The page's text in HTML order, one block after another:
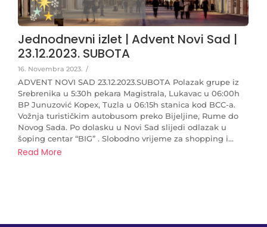
Jednodnevni izlet | Advent Novi Sad |
23.12.2023. SUBOTA
16. Novembra 2023. /
ADVENT NOVI SAD 23.12.2023.SUBOTA Polazak grupe iz
Srebrenika u 5:30h pekara Magistrala, Lukavac u 06:00h
BP Junuzović Kopex, Tuzla u 06:15h stanica kod BCC-a.
Vožnja turističkim autobusom preko Bijeljine, Rume do
Novog Sada. Po dolasku u Novi Sad slijedi odlazak u
šoping centar “BIG” . Slobodno vrijeme za shopping i...
Read More